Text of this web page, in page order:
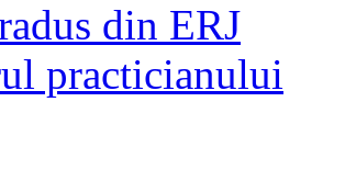
din ERJ
practicianului